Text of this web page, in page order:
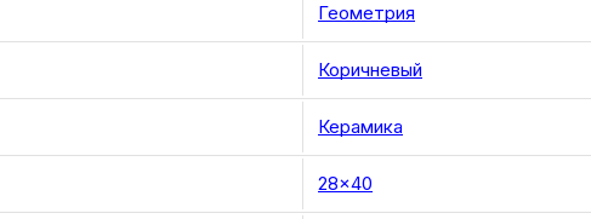
Геометрия
Коричневый
Керамика
28×40